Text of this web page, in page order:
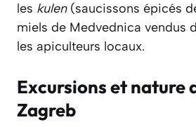
les kulen(saucissons épicés
miels de Medvednica vendus
les apiculteurs locaux.
Excursions et nature
Zagreb